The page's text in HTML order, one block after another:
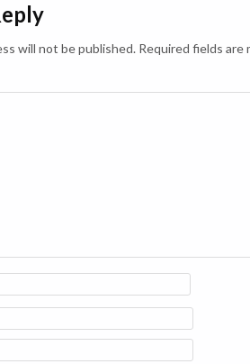
will not be published. Required fields are